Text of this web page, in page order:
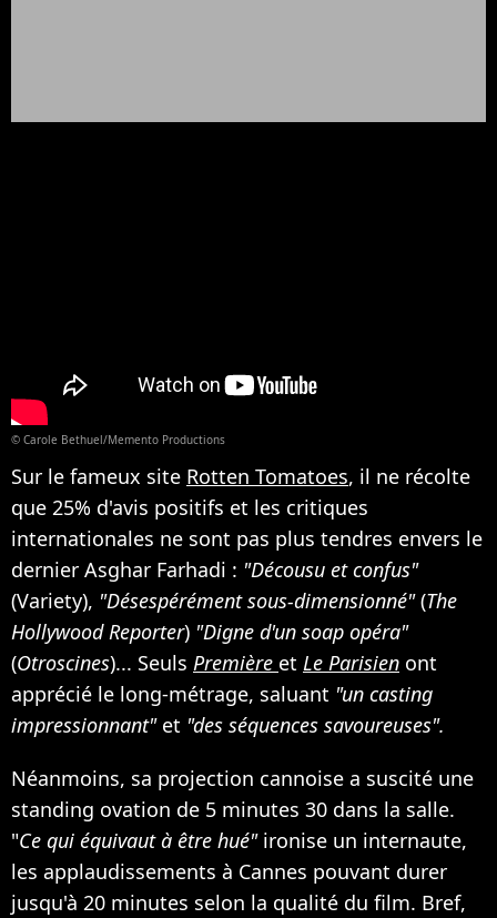
© Carole Bethuel/Memento Productions
Sur le fameux site Rotten Tomatoes, il ne récolte
que 25% d'avis positifs et les critiques
internationales ne sont pas plus tendres envers le
dernier Asghar Farhadi : "Décousu et confus"
(Variety), "Désespérément sous-dimensionné"(The
Hollywood Reporter) "Digne d'un soap opéra"
(Otroscines)... Seuls Première et Le Parisien ont
apprécié le long-métrage, saluant "un casting
impressionnant" et "des séquences savoureuses".
Néanmoins, sa projection cannoise a suscité une
standing ovation de 5 minutes 30 dans la salle.
"Ce qui équivaut à être hué"ironise un internaute,
les applaudissements à Cannes pouvant durer
jusqu'à 20 minutes selon la qualité du film. Bref,